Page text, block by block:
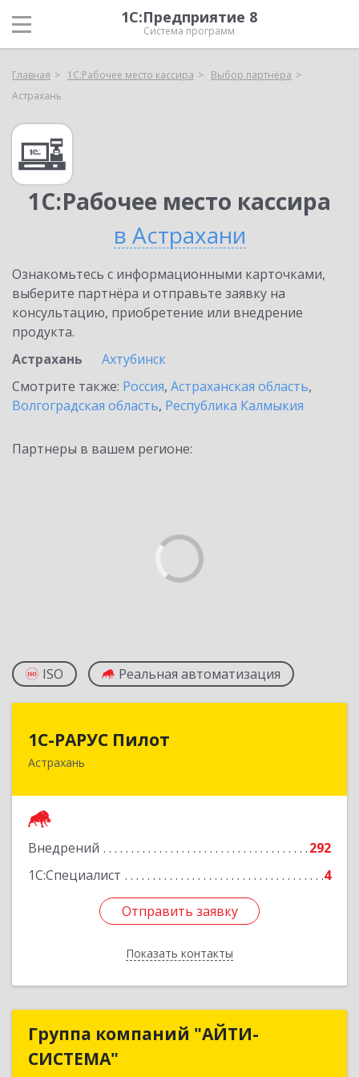
1С:Предприятие 8
Система программ
Главная 1С:Рабочее место кассира
Выбор партнёра
Астрахань
1С:Рабочее место кассира
в Астрахани
Ознакомьтесь с информационными карточками,
выберите партнёра и отправьте заявку на
консультацию, приобретение или внедрение
продукта.
Астрахань
Ахтубинск
Смотрите также: Россия, Астраханская область,
Волгоградская область, Республика Калмыкия
Партнеры в вашем регионе:
ISO Реальная автоматизация
1С-РАРУС Пилот
Астрахань
Внедрений
292
1С:Специалист
4
Отправить заявку
Показать контакты
Отправить заявку
Назад
Группа компаний "АЙТИ-
СИСТЕМА"
Группа компаний "АЙТИ-